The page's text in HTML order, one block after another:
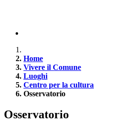
Home
Vivere il Comune
Luoghi
Centro per la cultura
Osservatorio
Osservatorio